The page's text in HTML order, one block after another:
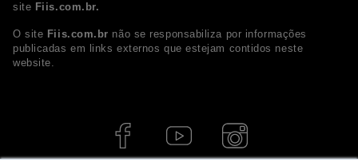
site Fiis.com.br.
O site Fiis.com.br não se responsabiliza por informações
publicadas em links externos que estejam contidos neste
website.